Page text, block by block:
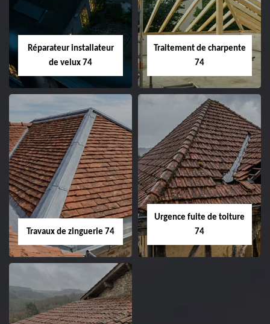
Réparateur installateur
de velux 74
Traitement de charpente
74
Travaux de zinguerie 74
Urgence fuite de toiture
74